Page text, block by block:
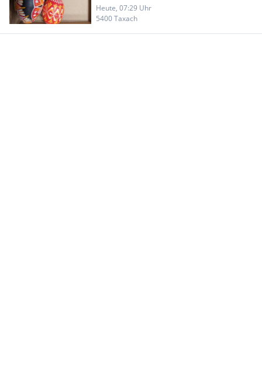
Heute, 07:29 Uhr
5400 Taxach